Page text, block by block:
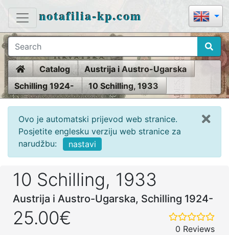
notafilia-kp.com
HomeCatalog
Austrija i Austro-Ugarska
Schilling 1924-
10 Schilling, 1933
Ovo je automatski prijevod web stranice.
Posjetite englesku verziju web stranice za
narudžbu:
nastavi
10 Schilling, 1933
Austrija i Austro-Ugarska, Schilling 1924-
25.00€
0 Reviews